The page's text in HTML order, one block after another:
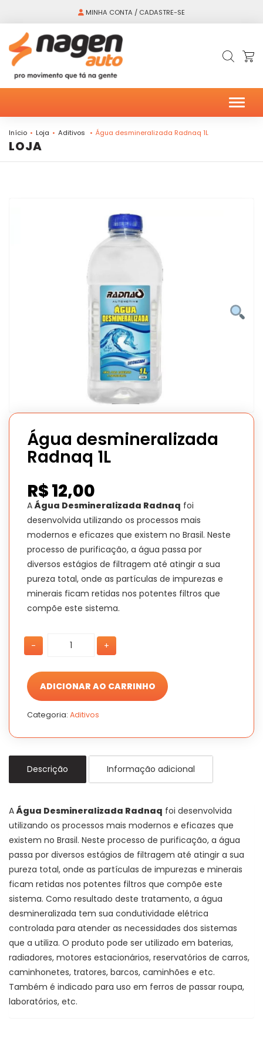
MINHA CONTA / CADASTRE-SE
Início Loja Aditivos Água desmineralizada Radnaq 1L
LOJA
Água desmineralizada
Radnaq 1L
R$12,00
AÁgua Desmineralizada Radnaq foi
desenvolvida utilizando os processos mais
modernos e eficazes que existem no Brasil. Neste
processo de purificação, a água passa por
diversos estágios de filtragem até atingir a sua
pureza total, onde as partículas de impurezas e
minerais ficam retidas nos potentes filtros que
compõe este sistema.
Água
desmineralizada
1L
quantidade
Água
desmineralizada
1L
quantidade
+
-
ADICIONAR AO CARRINHO
Categoria: Aditivos
Descrição Informação adicional
AÁgua Desmineralizada Radnaq foi desenvolvida
utilizando os processos mais modernos e eficazes que
existem no Brasil. Neste processo de purificação, a água
passa por diversos estágios de filtragem até atingir a sua
pureza total, onde as partículas de impurezas e minerais
ficam retidas nos potentes filtros que compõe este
sistema. Como resultado deste tratamento, a água
desmineralizada tem sua condutividade elétrica
controlada para atender as necessidades dos sistemas
que a utiliza. O produto pode ser utilizado em baterias,
radiadores, motores estacionários, reservatórios de carros,
caminhonetes, tratores, barcos, caminhões e etc.
Também é indicado para uso em ferros de passar roupa,
laboratórios, etc.